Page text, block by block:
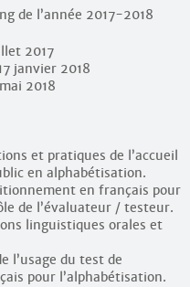
de l’année 2017-2018
2017
janvier 2018
2018
et pratiques de l’accueil
en alphabétisation.
en français pour
de l’évaluateur / testeur.
linguistiques orales et
l’usage du test de
pour l’alphabétisation.